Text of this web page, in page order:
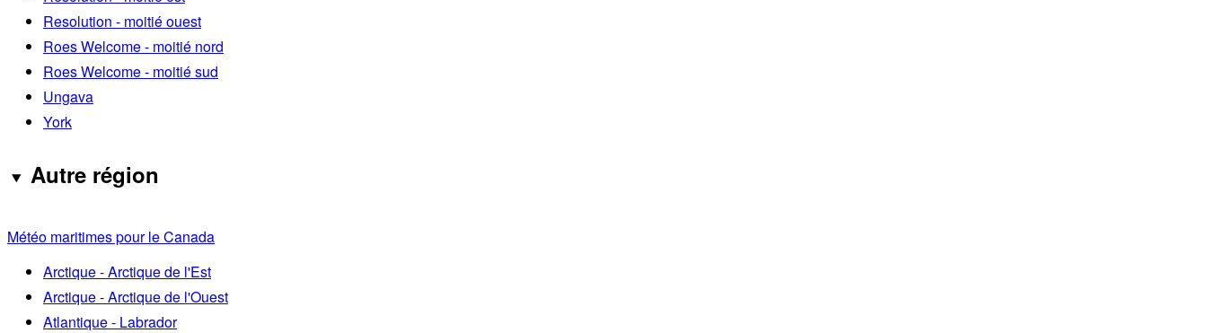
Resolution - moitié ouest
Roes Welcome - moitié nord
Roes Welcome - moitié sud
Ungava
York
Autre région
Météo maritimes pour le Canada
Arctique - Arctique de l'Est
Arctique - Arctique de l'Ouest
Atlantique - Labrador